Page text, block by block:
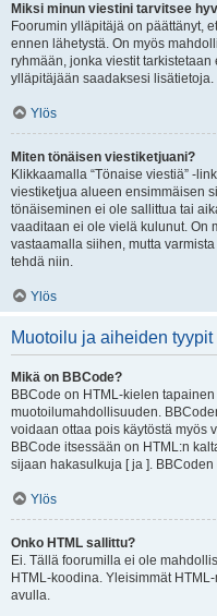
Miksi minun viestini tarvitsee
Foorumin ylläpitäjä on päättänyt,
ennen lähetystä. On myös
ryhmään, jonka viestit
ylläpitäjään saadaksesi lisätietoja.
Ylös
Miten tönäisen viestiketjuani?
Klikkaamalla “Tönaise viestiä” -
viestiketjua alueen ensimmäisen
tönäiseminen ei ole sallittua tai
vaaditaan ei ole vielä kulunut. On
vastaamalla siihen, mutta
tehdä niin.
Ylös
Muotoilu ja aiheiden tyypit
Mikä on BBCode?
BBCode on HTML-kielen
muotoilumahdollisuuden.
voidaan ottaa pois käytöstä myös
BBCode itsessään on HTML:n
sijaan hakasulkuja [ ja ].
Ylös
Onko HTML sallittu?
Ei. Tällä foorumilla ei ole
HTML-koodina. Yleisimmät
avulla.